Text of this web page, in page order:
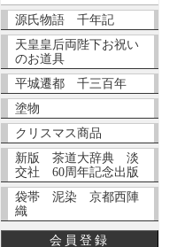
源氏物語 千年記
天皇皇后両陛下お祝い
のお道具
平城遷都 千三百年
塗物
クリスマス商品
新版 茶道大辞典 淡
交社 60周年記念出版
袋帯 泥染 京都西陣
織
会員登録